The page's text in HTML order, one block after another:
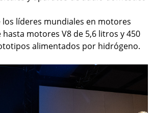
los líderes mundiales en motores
hasta motores V8 de 5,6 litros y 450
alimentados por hidrógeno.